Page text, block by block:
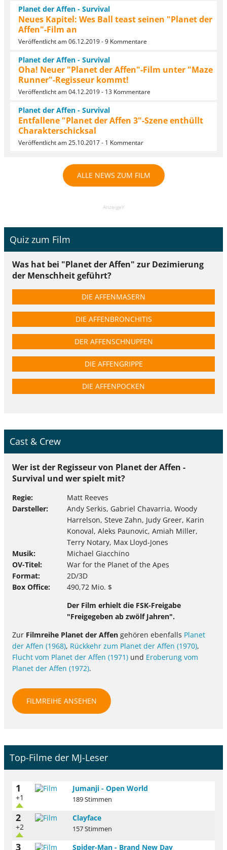
Planet der Affen - Survival
Neues Kapitel: Wes Ball teast seinen "Planet der
Affen"-Film an
Veröffentlicht am 06.12.2019 - 9 Kommentare
Planet der Affen - Survival
Oha! Neuer "Planet der Affen"-Film unter "Maze
Runner"-Regisseur kommt!
Veröffentlicht am 04.12.2019 - 13 Kommentare
Planet der Affen - Survival
Entfallene "Planet der Affen 3"-Szene enthüllt
Charakterschicksal
Veröffentlicht am 25.10.2017 - 1 Kommentar
ALLE NEWS ZUM FILM
AnzeigeY
Quiz zum Film
Was hat bei "Planet der Affen" zur Dezimierung
der Menschheit geführt?
DIE AFFENMASERN
DIE AFFENBRONCHITIS
DER AFFENSCHNUPFEN
DIE AFFENGRIPPE
DIE AFFENPOCKEN
Cast & Crew
Wer ist der Regisseur von Planet der Affen -
Survival und wer spielt mit?
Regie
Matt Reeves
Darsteller
Andy Serkis, Gabriel Chavarria, Woody
Harrelson, Steve Zahn, Judy Greer, Karin
Konoval, Aleks Paunovic, Amiah Miller,
Terry Notary, Max Lloyd-Jones
Musik
Michael Giacchino
OV-Titel
War for the Planet of the Apes
Format
2D/3D
Box Office
490,72 Mio. $
Der Film erhielt die FSK-Freigabe
"Freigegeben ab zwölf Jahren".
Zur Filmreihe Planet der Affen gehören ebenfalls Planet
der Affen (1968), Rückkehr zum Planet der Affen (1970),
Flucht vom Planet der Affen (1971) und Eroberung vom
Planet der Affen (1972).
FILMREIHE ANSEHEN
Top-Filme der MJ-Leser
1
+1
Jumanji - Open World
189 Stimmen
2
+2
Clayface
157 Stimmen
3 Spider-Man - Brand New Day